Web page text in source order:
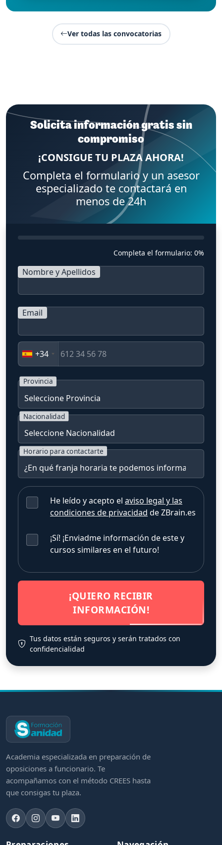
Ver todas las convocatorias
Solicita información gratis sin
compromiso
¡CONSIGUE TU PLAZA AHORA!
Completa el formulario y un asesor
especializado te contactará en
menos de 24h
Completa el formulario: 0%
Nombre y Apellidos
Email
+34
Provincia
Nacionalidad
Horario para contactarte
He leído y acepto el aviso legal y las
condiciones de privacidad de ZBrain.es
¡Sí! ¡Enviadme información de este y
cursos similares en el futuro!
¡QUIERO RECIBIR
INFORMACIÓN!
Tus datos están seguros y serán tratados con
confidencialidad
Academia especializada en preparación de
oposiciones a funcionario. Te
acompañamos con el método CREES hasta
que consigas tu plaza.